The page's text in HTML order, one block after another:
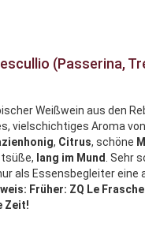
(Passerina,
Weißwein aus den
vielschichtiges Aroma
, Citrus, schöne
lang im Mund . Sehr
als Essensbegleiter eine
Früher: ZQ Le
Zeit!